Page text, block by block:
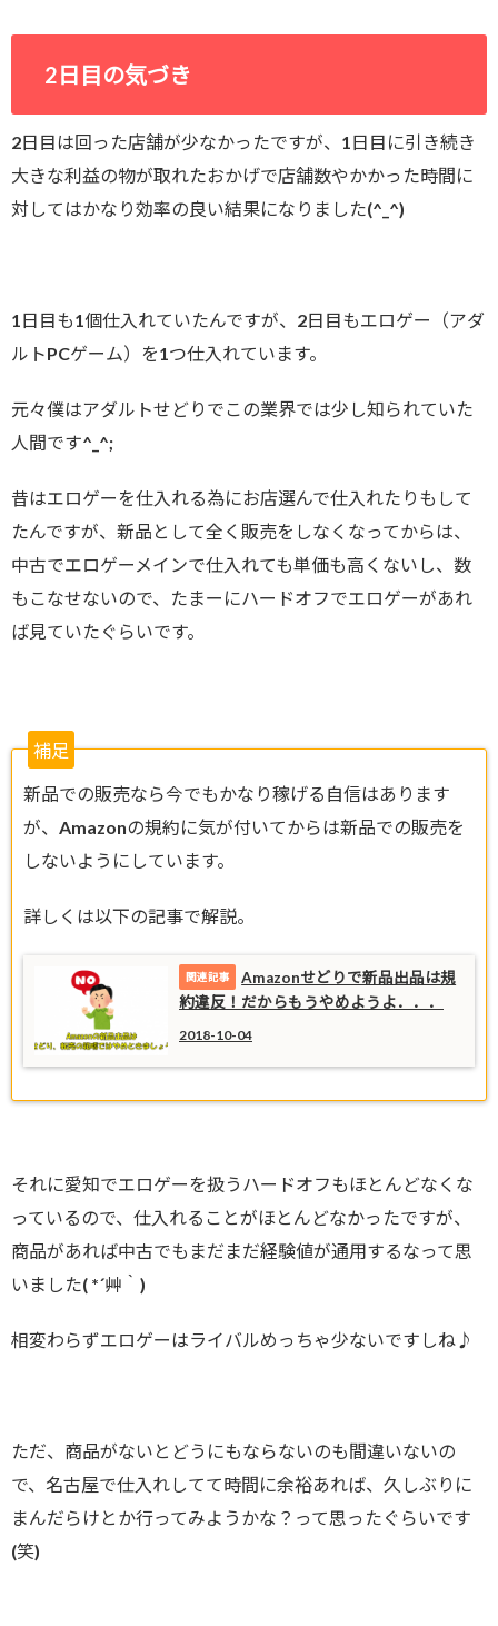
2日目の気づき
2日目は回った店舗が少なかったですが、1日目に引き続き
大きな利益の物が取れたおかげで店舗数やかかった時間に
対してはかなり効率の良い結果になりました(^_^)
1日目も1個仕入れていたんですが、2日目もエロゲー（アダ
ルトPCゲーム）を1つ仕入れています。
元々僕はアダルトせどりでこの業界では少し知られていた
人間です^_^;
昔はエロゲーを仕入れる為にお店選んで仕入れたりもして
たんですが、新品として全く販売をしなくなってからは、
中古でエロゲーメインで仕入れても単価も高くないし、数
もこなせないので、たまーにハードオフでエロゲーがあれ
ば見ていたぐらいです。
補足
新品での販売なら今でもかなり稼げる自信はあります
が、Amazonの規約に気が付いてからは新品での販売を
しないようにしています。
詳しくは以下の記事で解説。
Amazonせどりで新品出品は規
約違反！だからもうやめようよ．．．
2018-10-04
それに愛知でエロゲーを扱うハードオフもほとんどなくな
っているので、仕入れることがほとんどなかったですが、
商品があれば中古でもまだまだ経験値が通用するなって思
いました( *´艸｀)
相変わらずエロゲーはライバルめっちゃ少ないですしね♪
ただ、商品がないとどうにもならないのも間違いないの
で、名古屋で仕入れしてて時間に余裕あれば、久しぶりに
まんだらけとか行ってみようかな？って思ったぐらいです
(笑)